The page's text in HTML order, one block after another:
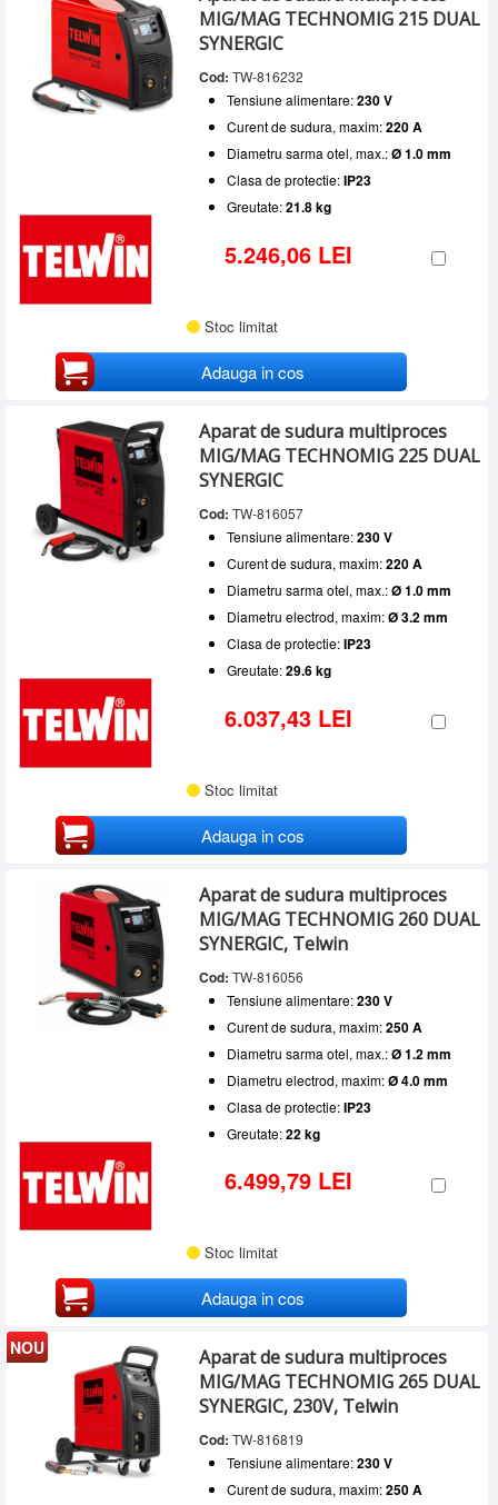
MIG/MAG TECHNOMIG 215 DUAL
SYNERGIC
Cod: TW-816232
Tensiune alimentare:230 V
Curent de sudura, maxim:220 A
Diametru sarma otel, max.:Ø 1.0 mm
Clasa de protectie:IP23
Greutate:21.8 kg
5.246,06 LEI
Stoc limitat
Adauga in cos
Aparat de sudura multiproces
MIG/MAG TECHNOMIG 225 DUAL
SYNERGIC
Cod: TW-816057
Tensiune alimentare:230 V
Curent de sudura, maxim:220 A
Diametru sarma otel, max.:Ø 1.0 mm
Diametru electrod, maxim:Ø 3.2 mm
Clasa de protectie:IP23
Greutate:29.6 kg
6.037,43 LEI
Stoc limitat
Adauga in cos
Aparat de sudura multiproces
MIG/MAG TECHNOMIG 260 DUAL
SYNERGIC, Telwin
Cod: TW-816056
Tensiune alimentare:230 V
Curent de sudura, maxim:250 A
Diametru sarma otel, max.:Ø 1.2 mm
Diametru electrod, maxim:Ø 4.0 mm
Clasa de protectie:IP23
Greutate:22 kg
6.499,79 LEI
Stoc limitat
Adauga in cos
NOU
Aparat de sudura multiproces
MIG/MAG TECHNOMIG 265 DUAL
SYNERGIC, 230V, Telwin
Cod: TW-816819
Tensiune alimentare:230 V
Curent de sudura, maxim:250 A